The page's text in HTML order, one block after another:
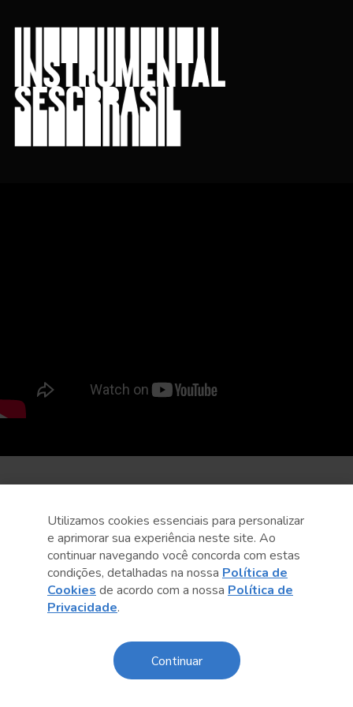
Utilizamos cookies essenciais para personalizar
e aprimorar sua experiência neste site. Ao
continuar navegando você concorda com estas
condições, detalhadas na nossa Política de
Cookies de acordo com a nossa Política de
Privacidade.
Continuar